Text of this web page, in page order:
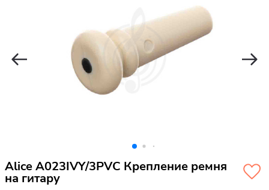
Alice A023IVY/3PVC Крепление ремня
на гитару